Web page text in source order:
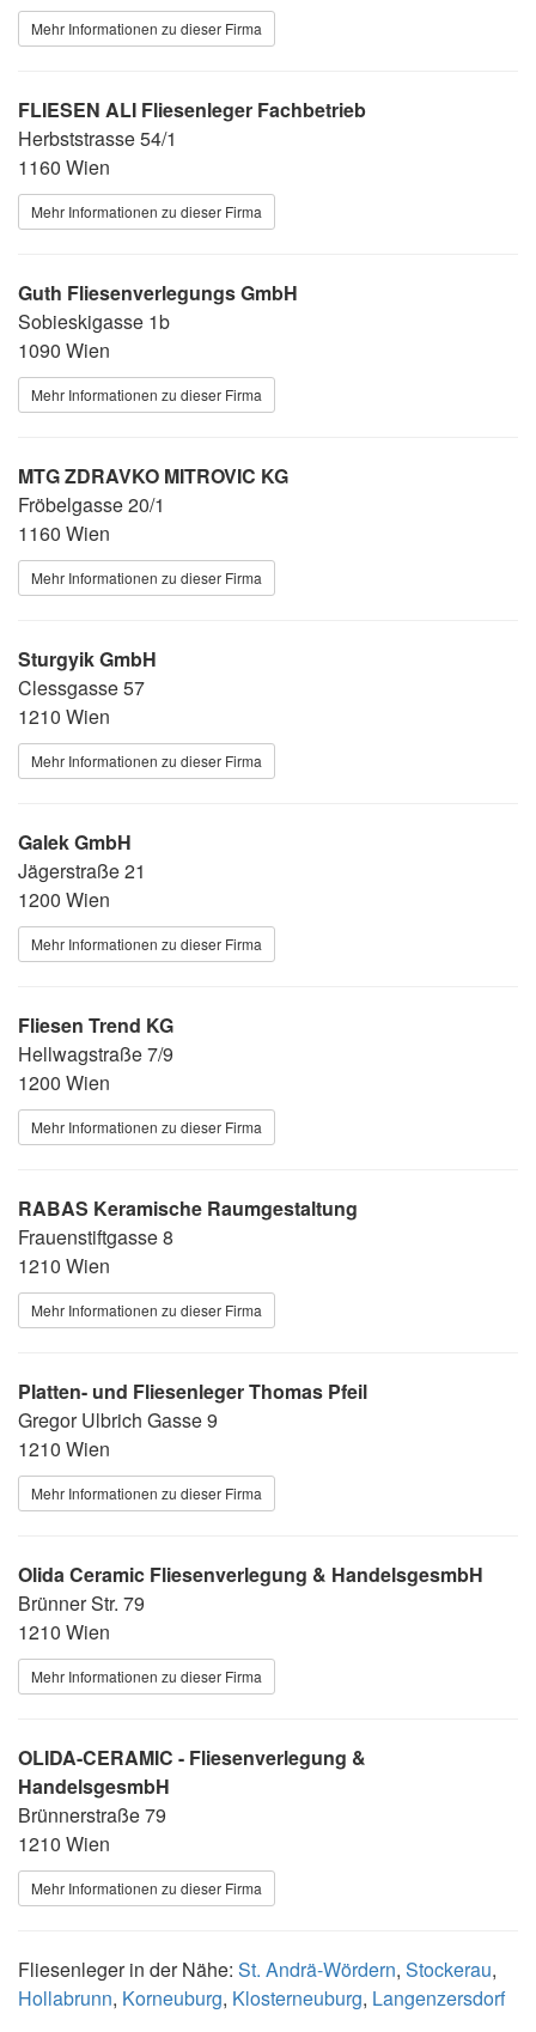
Mehr Informationen zu dieser Firma
FLIESEN ALI Fliesenleger Fachbetrieb
Herbststrasse 54/1
1160 Wien
Mehr Informationen zu dieser Firma
Guth Fliesenverlegungs GmbH
Sobieskigasse 1b
1090 Wien
Mehr Informationen zu dieser Firma
MTG ZDRAVKO MITROVIC KG
Fröbelgasse 20/1
1160 Wien
Mehr Informationen zu dieser Firma
Sturgyik GmbH
Clessgasse 57
1210 Wien
Mehr Informationen zu dieser Firma
Galek GmbH
Jägerstraße 21
1200 Wien
Mehr Informationen zu dieser Firma
Fliesen Trend KG
Hellwagstraße 7/9
1200 Wien
Mehr Informationen zu dieser Firma
RABAS Keramische Raumgestaltung
Frauenstiftgasse 8
1210 Wien
Mehr Informationen zu dieser Firma
Platten- und Fliesenleger Thomas Pfeil
Gregor Ulbrich Gasse 9
1210 Wien
Mehr Informationen zu dieser Firma
Olida Ceramic Fliesenverlegung & HandelsgesmbH
Brünner Str. 79
1210 Wien
Mehr Informationen zu dieser Firma
OLIDA-CERAMIC - Fliesenverlegung &
HandelsgesmbH
Brünnerstraße 79
1210 Wien
Mehr Informationen zu dieser Firma
Fliesenleger in der Nähe: St. Andrä-Wördern, Stockerau,
Hollabrunn, Korneuburg, Klosterneuburg, Langenzersdorf